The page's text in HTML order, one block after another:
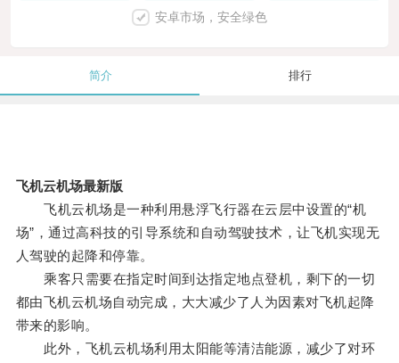
安卓市场，安全绿色
简介 排行
飞机云机场最新版
飞机云机场是一种利用悬浮飞行器在云层中设置的“机
场”，通过高科技的引导系统和自动驾驶技术，让飞机实现无
人驾驶的起降和停靠。
乘客只需要在指定时间到达指定地点登机，剩下的一切
都由飞机云机场自动完成，大大减少了人为因素对飞机起降
带来的影响。
此外，飞机云机场利用太阳能等清洁能源，减少了对环